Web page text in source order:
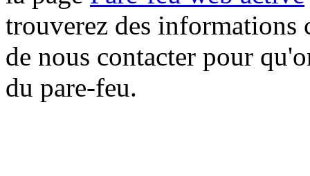
trouverez des informations
de nous contacter pour
du pare-feu.